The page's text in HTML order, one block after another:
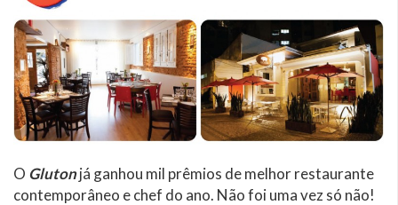
O Glutonjá ganhou mil prêmios de melhor restaurante
contemporâneo e chef do ano. Não foi uma vez só não!